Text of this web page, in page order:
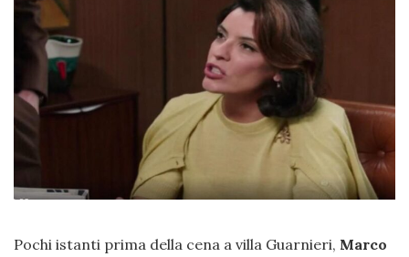
Pochi istanti prima della cena a villa Guarnieri, Marco